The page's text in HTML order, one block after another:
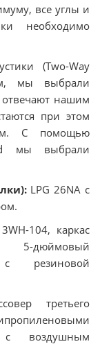
все углы и
необходимо
(Two-Way
мы выбрали
нашим
при этом
С помощью
мы выбрали
LPG 26NA с
104, каркас
дюймовый
резиновой
третьего
с воздушным